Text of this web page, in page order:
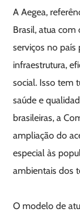
A Aegea,
Brasil, atua com
serviços no
infraestrutura,
social. Isso tem
saúde e
brasileiras, a
ampliação do
especial às
ambientais dos
O modelo de